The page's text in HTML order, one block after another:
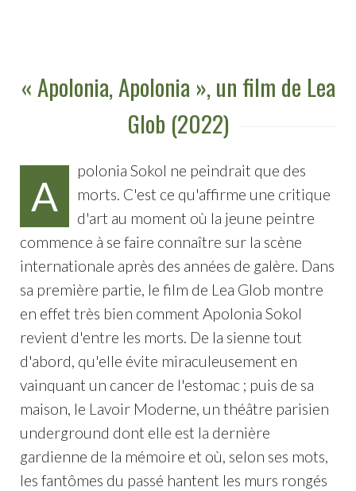
« Apolonia, Apolonia », un film de Lea
Glob (2022)
A
polonia Sokol ne peindrait que des
morts. C'est ce qu'affirme une critique
d'art au moment où la jeune peintre
commence à se faire connaître sur la scène
internationale après des années de galère. Dans
sa première partie, le film de Lea Glob montre
en effet très bien comment Apolonia Sokol
revient d'entre les morts. De la sienne tout
d'abord, qu'elle évite miraculeusement en
vainquant un cancer de l'estomac ; puis de sa
maison, le Lavoir Moderne, un théâtre parisien
underground dont elle est la dernière
gardienne de la mémoire et où, selon ses mots,
les fantômes du passé hantent les murs rongés